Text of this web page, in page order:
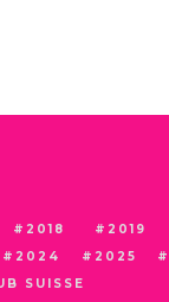
2018 2019
2024 2025
SUISSE